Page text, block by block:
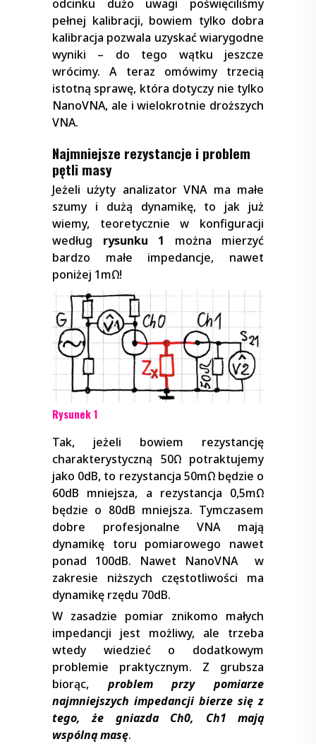
odcinku dużo uwagi poświęciliśmy
pełnej kalibracji, bowiem tylko dobra
kalibracja pozwala uzyskać wiarygodne
wyniki – do tego wątku jeszcze
wrócimy. A teraz omówimy trzecią
istotną sprawę, która dotyczy nie tylko
NanoVNA, ale i wielokrotnie droższych
VNA.
Najmniejsze rezystancje i problem
pętli masy
Jeżeli użyty analizator VNA ma małe
szumy i dużą dynamikę, to jak już
wiemy, teoretycznie w konfiguracji
według rysunku 1 można mierzyć
bardzo małe impedancje, nawet
poniżej 1mΩ!
Rysunek 1
Tak, jeżeli bowiem rezystancję
charakterystyczną 50Ω potraktujemy
jako 0dB, to rezystancja 50mΩ będzie o
60dB mniejsza, a rezystancja 0,5mΩ
będzie o 80dB mniejsza. Tymczasem
dobre profesjonalne VNA mają
dynamikę toru pomiarowego nawet
ponad 100dB. Nawet NanoVNA w
zakresie niższych częstotliwości ma
dynamikę rzędu 70dB.
W zasadzie pomiar znikomo małych
impedancji jest możliwy, ale trzeba
wtedy wiedzieć o dodatkowym
problemie praktycznym. Z grubsza
biorąc, problem przy pomiarze
najmniejszych impedancji bierze się z
tego, że gniazda Ch0, Ch1 mają
wspólną masę.